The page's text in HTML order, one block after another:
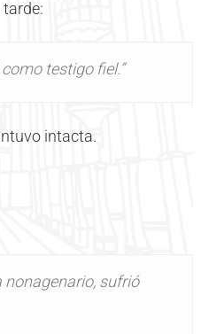
testigo fiel.”
intacta.
nonagenario, sufrió